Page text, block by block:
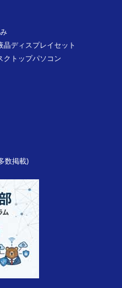
ディスプレイセット
クトップパソコン
数掲載)